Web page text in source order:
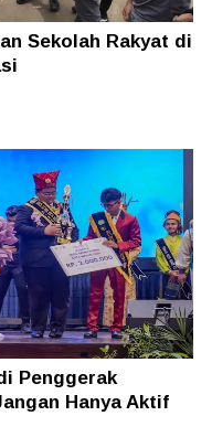
Sekolah Rakyat di
Penggerak
Hanya Aktif